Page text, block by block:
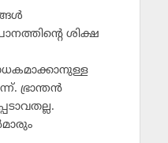
ശിക്ഷ
ഭ്രാന്തന്‍